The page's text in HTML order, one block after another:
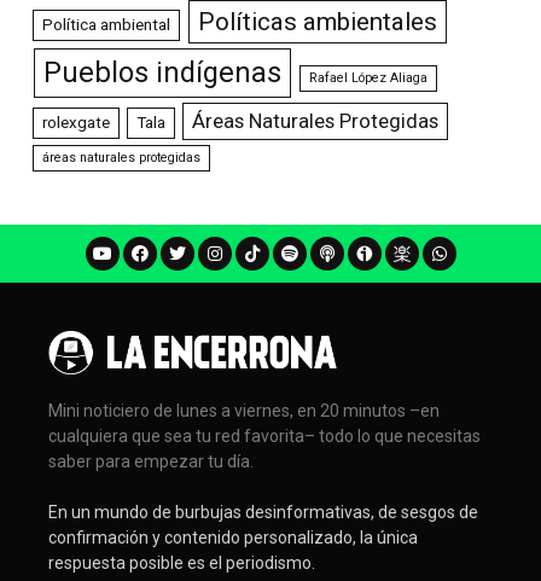
Política ambiental Políticas ambientales
Pueblos indígenas Rafael López Aliaga
rolexgate Tala Áreas Naturales Protegidas
áreas naturales protegidas
Mini noticiero de lunes a viernes, en 20 minutos –en
cualquiera que sea tu red favorita– todo lo que necesitas
saber para empezar tu día.
En un mundo de burbujas desinformativas, de sesgos de
confirmación y contenido personalizado, la única
respuesta posible es el periodismo.